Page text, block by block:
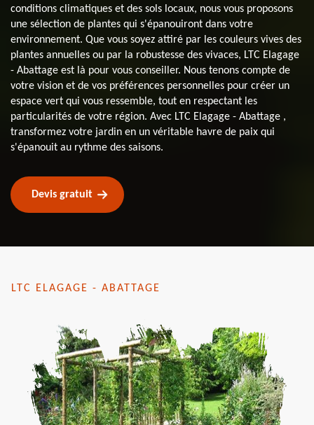
conditions climatiques et des sols locaux, nous vous proposons
une sélection de plantes qui s'épanouiront dans votre
environnement. Que vous soyez attiré par les couleurs vives des
plantes annuelles ou par la robustesse des vivaces, LTC Elagage
- Abattage est là pour vous conseiller. Nous tenons compte de
votre vision et de vos préférences personnelles pour créer un
espace vert qui vous ressemble, tout en respectant les
particularités de votre région. Avec LTC Elagage - Abattage ,
transformez votre jardin en un véritable havre de paix qui
s'épanouit au rythme des saisons.
Devis gratuit
LTC ELAGAGE - ABATTAGE